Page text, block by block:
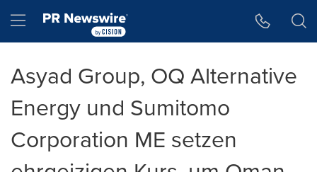
Hamburger menu
Asyad Group, OQ Alternative
Energy und Sumitomo
Corporation ME setzen